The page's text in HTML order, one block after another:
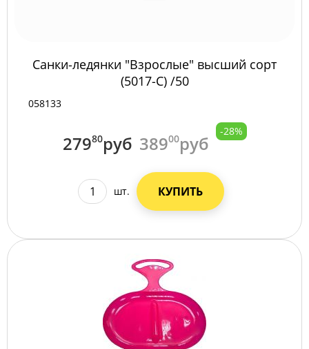
Санки-ледянки "Взрослые" высший сорт
(5017-С) /50
058133
27980руб 38900руб
-28%
шт. КУПИТЬ